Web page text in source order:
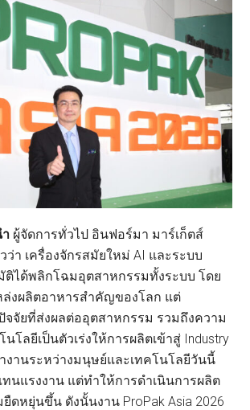
ผู้จัดการทั่วไป อินฟอร์มา มาร์เก็ตส์
ว่า เครื่องจักรสมัยใหม่ AI และระบบ
ติได้พลิกโฉมอุตสาหกรรมทั้งระบบ โดย
ล่งผลิตอาหารสำคัญของโลก แต่
จัยที่ส่งผลต่ออุตสาหกรรม รวมถึงความ
โลยีเป็นตัวเร่งให้การผลิตเข้าสู่ Industry
งานระหว่างมนุษย์และเทคโนโลยีวันนี้
นแรงงาน แต่ทำให้การดำเนินการผลิต
ดหยุ่นขึ้น ดังนั้นงาน ProPak Asia 2026